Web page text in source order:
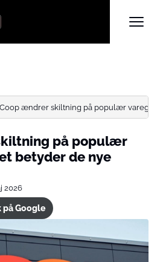
Coop ændrer skiltning på populær
på populær
betyder de nye
2026
på Google